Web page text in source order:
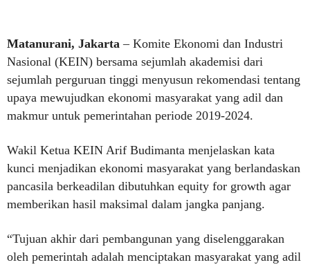
Matanurani, Jakarta – Komite Ekonomi dan Industri
Nasional (KEIN) bersama sejumlah akademisi dari
sejumlah perguruan tinggi menyusun rekomendasi tentang
upaya mewujudkan ekonomi masyarakat yang adil dan
makmur untuk pemerintahan periode 2019-2024.
Wakil Ketua KEIN Arif Budimanta menjelaskan kata
kunci menjadikan ekonomi masyarakat yang berlandaskan
pancasila berkeadilan dibutuhkan equity for growth agar
memberikan hasil maksimal dalam jangka panjang.
“Tujuan akhir dari pembangunan yang diselenggarakan
oleh pemerintah adalah menciptakan masyarakat yang adil